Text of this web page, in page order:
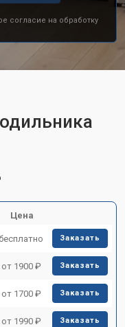
согласие на обработку
Цена
Заказать
от 1900 ₽ Заказать
от 1700 ₽ Заказать
от 1990 ₽ Заказать